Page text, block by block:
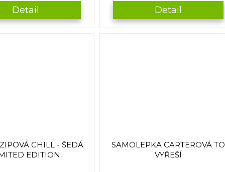
Detail Detail
CHILL - ŠEDÁ
EDITION
SAMOLEPKA CARTEROVÁ TO
VYŘEŠÍ